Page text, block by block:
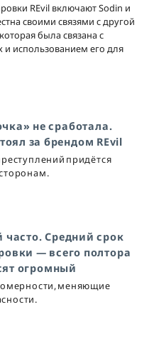
REvil включают Sodin и
своими связями с другой
была связана с
использованием его для
не сработала.
за брендом REvil
придётся
Средний срок
— всего полтора
огромный
меняющие